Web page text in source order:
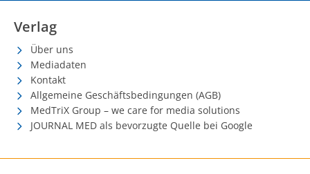
Verlag
Über uns
Mediadaten
Kontakt
Allgemeine Geschäftsbedingungen (AGB)
MedTriX Group – we care for media solutions
JOURNAL MED als bevorzugte Quelle bei Google